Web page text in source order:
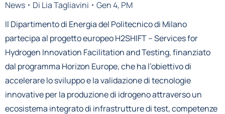
News Di Lia Tagliavini
Gen 4, PM
Il Dipartimento di Energia del Politecnico di Milano
partecipa al progetto europeo H2SHIFT – Services for
Hydrogen Innovation Facilitation and Testing, finanziato
dal programma Horizon Europe, che ha l’obiettivo di
accelerare lo sviluppo e la validazione di tecnologie
innovative per la produzione di idrogeno attraverso un
ecosistema integrato di infrastrutture di test, competenze